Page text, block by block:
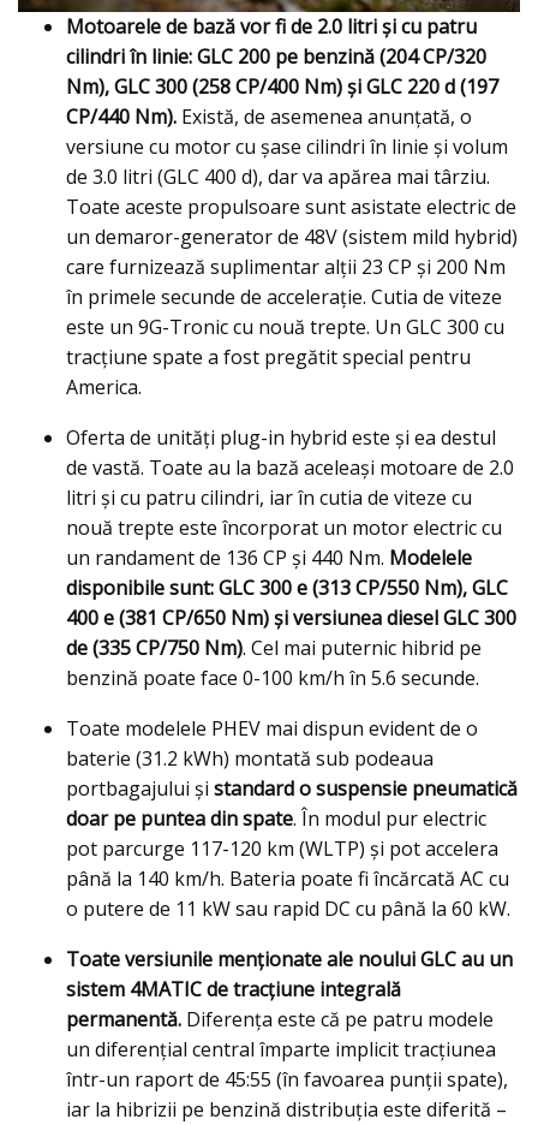
Motoarele de bază vor fi de 2.0 litri şi cu patru
cilindri în linie: GLC 200 pe benzină (204 CP/320
Nm), GLC 300 (258 CP/400 Nm) și GLC 220 d (197
CP/440 Nm). Există, de asemenea anunţată, o
versiune cu motor cu șase cilindri în linie şi volum
de 3.0 litri (GLC 400 d), dar va apărea mai târziu.
Toate aceste propulsoare sunt asistate electric de
un demaror-generator de 48V (sistem mild hybrid)
care furnizează suplimentar alţii 23 CP și 200 Nm
în primele secunde de accelerație. Cutia de viteze
este un 9G-Tronic cu nouă trepte. Un GLC 300 cu
tracțiune spate a fost pregătit special pentru
America.
Oferta de unităţi plug-in hybrid este şi ea destul
de vastă. Toate au la bază aceleași motoare de 2.0
litri şi cu patru cilindri, iar în cutia de viteze cu
nouă trepte este încorporat un motor electric cu
un randament de 136 CP și 440 Nm. Modelele
disponibile sunt: GLC 300 e (313 CP/550 Nm), GLC
400 e (381 CP/650 Nm) și versiunea diesel GLC 300
de (335 CP/750 Nm). Cel mai puternic hibrid pe
benzină poate face 0-100 km/h în 5.6 secunde.
Toate modelele PHEV mai dispun evident de o
baterie (31.2 kWh) montată sub podeaua
portbagajului și standard o suspensie pneumatică
doar pe puntea din spate. În modul pur electric
pot parcurge 117-120 km (WLTP) și pot accelera
până la 140 km/h. Bateria poate fi încărcată AC cu
o putere de 11 kW sau rapid DC cu până la 60 kW.
Toate versiunile menționate ale noului GLC au un
sistem 4MATIC de tracțiune integrală
permanentă. Diferenţa este că pe patru modele
un diferenţial central împarte implicit tracțiunea
într-un raport de 45:55 (în favoarea punții spate),
iar la hibrizii pe benzină distribuția este diferită –